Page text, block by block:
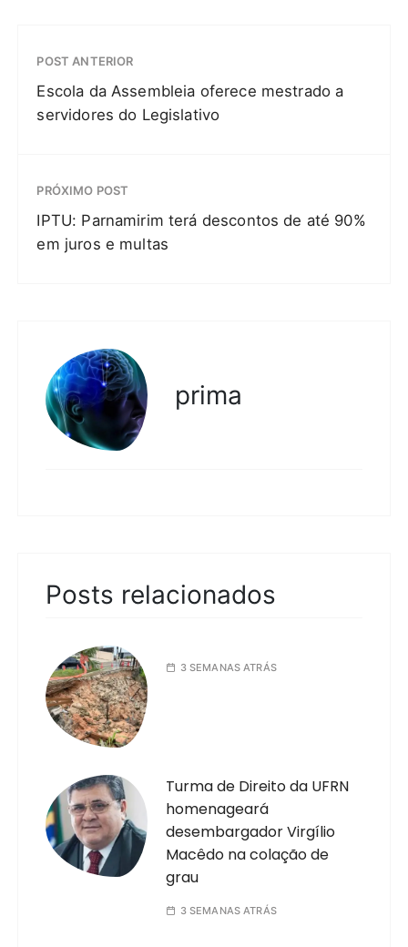
POST ANTERIOR
Escola da Assembleia oferece mestrado a
servidores do Legislativo
PRÓXIMO POST
IPTU: Parnamirim terá descontos de até 90%
em juros e multas
prima
Posts relacionados
3 SEMANAS ATRÁS
Turma de Direito da UFRN
homenageará
desembargador Virgílio
Macêdo na colação de
grau
3 SEMANAS ATRÁS